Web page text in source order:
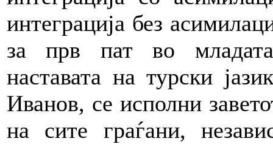
интеграција без
за прв пат во младата
наставата на турски
Иванов, се исполни
на сите граѓани,